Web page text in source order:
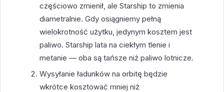
częściowo zmienił, ale Starship to zmienia
diametralnie. Gdy osiągniemy pełną
wielokrotność użytku, jedynym kosztem jest
paliwo. Starship lata na ciekłym tlenie i
metanie — oba są tańsze niż paliwo lotnicze.
Wysyłanie ładunków na orbitę będzie
wkrótce kosztować mniej niż